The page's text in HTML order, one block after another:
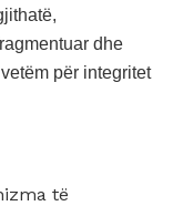
dhe
për integritet
të